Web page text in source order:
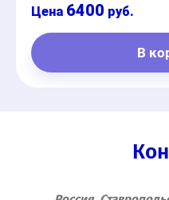
6400 руб.
В